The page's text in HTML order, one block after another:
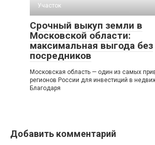
Участок
Срочный выкуп земли в
Московской области:
максимальная выгода без
посредников
Московская область — один из самых
регионов России для инвестиций в
Благодаря
Добавить комментарий